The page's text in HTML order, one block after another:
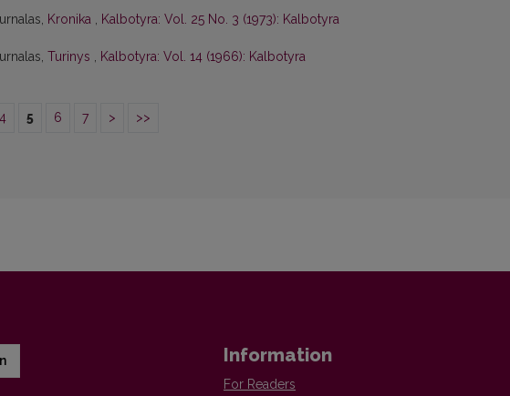
Kronika , Kalbotyra: Vol. 25 No. 3 (1973): Kalbotyra
Turinys , Kalbotyra: Vol. 14 (1966): Kalbotyra
4 5 6 7 > >>
Information
For Readers